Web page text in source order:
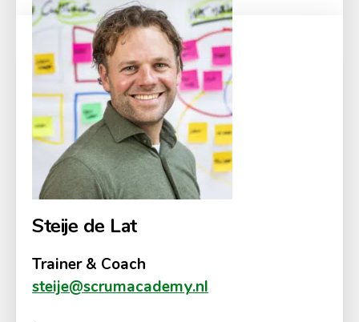
Steije de Lat
Trainer & Coach
steije@scrumacademy.nl